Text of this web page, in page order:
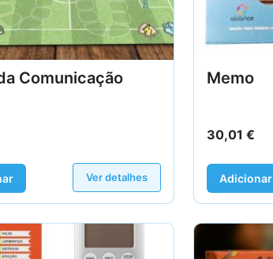
Comunicação
Ver detalhes
Memo
30,01 €
Adicionar